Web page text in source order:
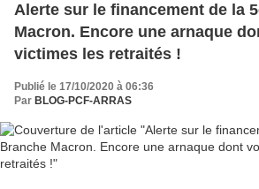
Alerte sur le financement de la
Macron. Encore une arnaque
victimes les retraités !
Publié le 17/10/2020 à 06:36
Par BLOG-PCF-ARRAS